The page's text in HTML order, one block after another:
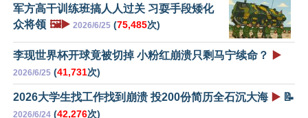
军方高干训练班搞人人过关 习耍手段矮化
众将领 🖼️▶️ 2026/6/25 (75,485次)
李现世界杯开球竟被切掉 小粉红崩溃只剩马宁续命？ ▶️
2026/6/25 (41,731次)
2026大学生找工作找到崩溃 投200份简历全石沉大海 ▶️ 📝
2026/6/24 (42,276次)